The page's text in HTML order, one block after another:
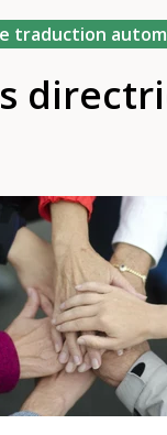
traduction